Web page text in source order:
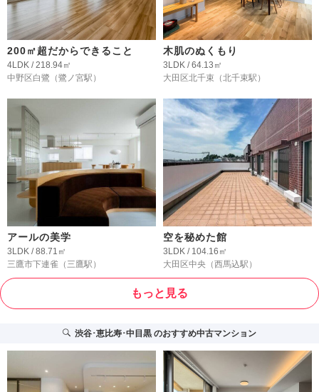
200㎡超だからできること
4LDK / 218.94㎡
中野区白鷺 （鷺ノ宮駅）
木肌のぬくもり
3LDK / 64.13㎡
大田区北千束 （北千束駅）
アールの美学
3LDK / 88.71㎡
三鷹市下連雀 （三鷹駅）
空を秘めた館
3LDK / 104.16㎡
大田区中央 （西馬込駅）
もっと見る
渋谷･恵比寿･中目黒のおすすめ中古マンション